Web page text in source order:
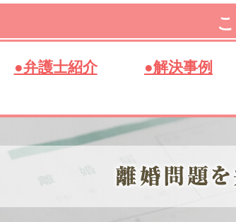
●弁護士紹介 ●解決事例